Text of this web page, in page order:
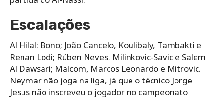
Escalações
Al Hilal: Bono; João Cancelo, Koulibaly, Tambakti e
Renan Lodi; Rúben Neves, Milinkovic-Savic e Salem
Al Dawsari; Malcom, Marcos Leonardo e Mitrovic.
Neymar não joga na liga, já que o técnico Jorge
Jesus não inscreveu o jogador no campeonato